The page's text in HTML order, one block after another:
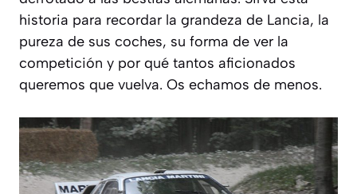
historia para recordar la grandeza de Lancia, la
pureza de sus coches, su forma de ver la
competición y por qué tantos aficionados
queremos que vuelva. Os echamos de menos.